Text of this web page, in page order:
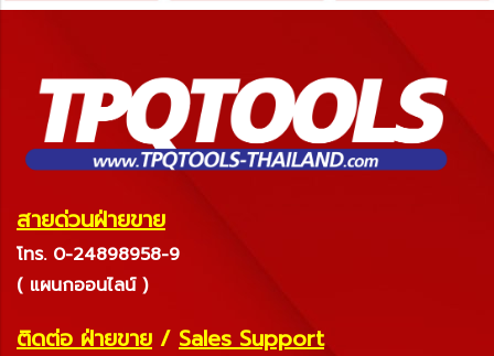
สายด่วนฝ่ายขาย
โทร. 0-24898958-9
( แผนกออนไลน์ )
ติดต่อ ฝ่ายขาย / Sales Support